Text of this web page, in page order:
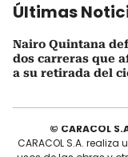
Últimas
Nairo Quintana
dos carreras que
a su retirada del
© CARACOL
CARACOL S.A.